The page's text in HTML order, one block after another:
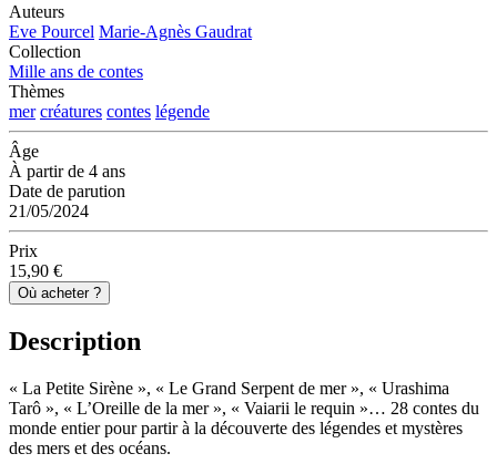
Auteurs
Eve Pourcel Marie-Agnès Gaudrat
Collection
Mille ans de contes
Thèmes
mer créatures contes légende
Âge
À partir de 4 ans
Date de parution
21/05/2024
Prix
15,90 €
Où acheter ?
Description
« La Petite Sirène », « Le Grand Serpent de mer », « Urashima
Tarô », « L’Oreille de la mer », « Vaiarii le requin »… 28 contes du
monde entier pour partir à la découverte des légendes et mystères
des mers et des océans.